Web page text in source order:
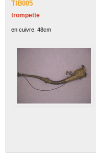
TIB005
trompette
en cuivre, 48cm